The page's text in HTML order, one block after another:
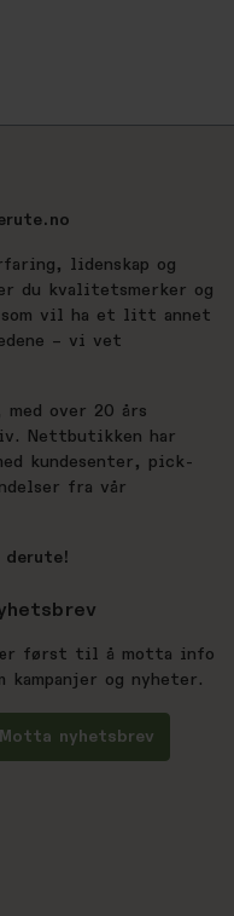
lidenskap og
du kvalitetsmerker og
som vil ha et litt annet
– vi vet
med over 20 års
Nettbutikken har
kundesenter, pick-
fra vår
først til å motta info
kampanjer og nyheter.
Motta nyhetsbrev